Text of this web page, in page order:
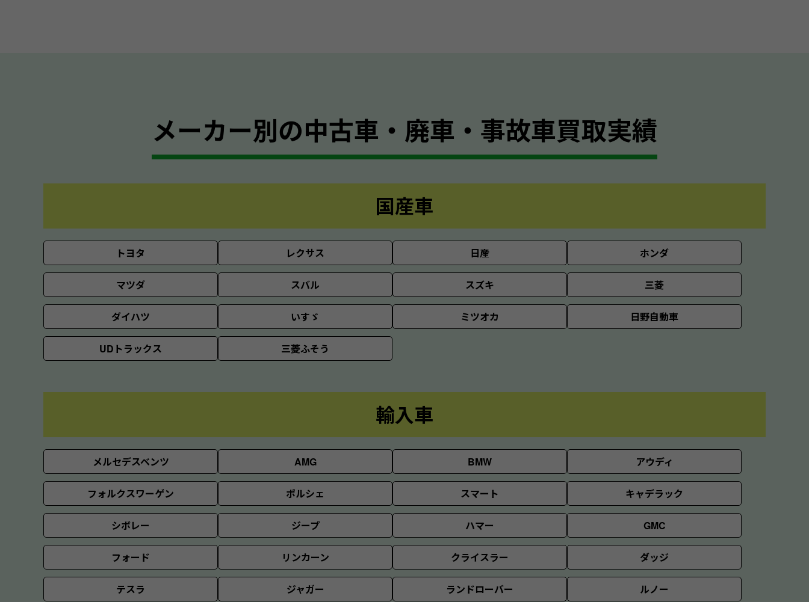
メーカー別の中古車・廃車・事故車買取実績
国産車
トヨタ レクサス 日産 ホンダ
マツダ スバル スズキ 三菱
ダイハツ いすゞ ミツオカ 日野自動車
UDトラックス 三菱ふそう
輸入車
メルセデスベンツ AMG BMW アウディ
フォルクスワーゲン ポルシェ スマート キャデラック
シボレー ジープ ハマー GMC
フォード リンカーン クライスラー ダッジ
テスラ ジャガー ランドローバー ルノー